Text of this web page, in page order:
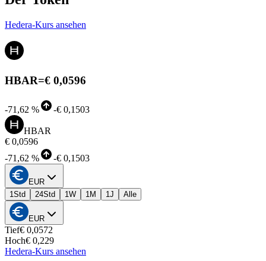
Hedera-Kurs ansehen
HBAR=€ 0,0596
-71,62 % -€ 0,1503
HBAR
€ 0,0596
-71,62 % -€ 0,1503
EUR
1Std
24Std 1W 1M 1J Alle
EUR
Tief€ 0,0572
Hoch€ 0,229
Hedera-Kurs ansehen